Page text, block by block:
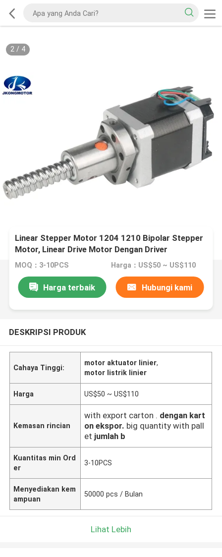
2/ 4
Linear Stepper Motor 1204 1210 Bipolar Stepper
Motor, Linear Drive Motor Dengan Driver
Terintegrasi
MOQ：3-10PCS Harga：US$50 ~ US$110
Harga terbaik Hubungi kami
DESKRIPSI PRODUK
Cahaya Tinggi:
motor aktuator linier,
motor listrik linier
Harga US$50 ~ US$110
Kemasan rincian
with export carton . dengan kart
on ekspor. big quantity with pall
et jumlah b
Kuantitas min Ord
er
3-10PCS
Menyediakan kem
ampuan
50000 pcs / Bulan
Lihat Lebih